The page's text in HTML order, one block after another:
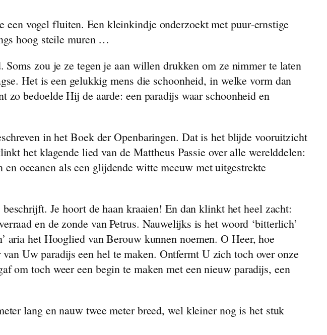
vogel fluiten. Een kleinkindje onderzoekt met puur‑ernstige
hoog steile muren …
zou je ze tegen je aan willen drukken om ze nimmer te laten
Het is een gelukkig mens die schoonheid, in welke vorm dan
zo bedoelde Hij de aarde: een paradijs waar schoonheid en
in het Boek der Openbaringen. Dat is het blijde vooruitzicht
het klagende lied van de Mattheus Passie over alle werelddelen:
oceanen als een glijdende witte meeuw met uitgestrekte
Je hoort de haan kraaien! En dan klinkt het heel zacht:
en de zonde van Petrus. Nauwelijks is het woord ‘bitterlich’
aria het Hooglied van Berouw kunnen noemen. O Heer, hoe
Uw paradijs een hel te maken. Ontfermt U zich toch over onze
om toch weer een begin te maken met een nieuw paradijs, een
lang en nauw twee meter breed, wel kleiner nog is het stuk